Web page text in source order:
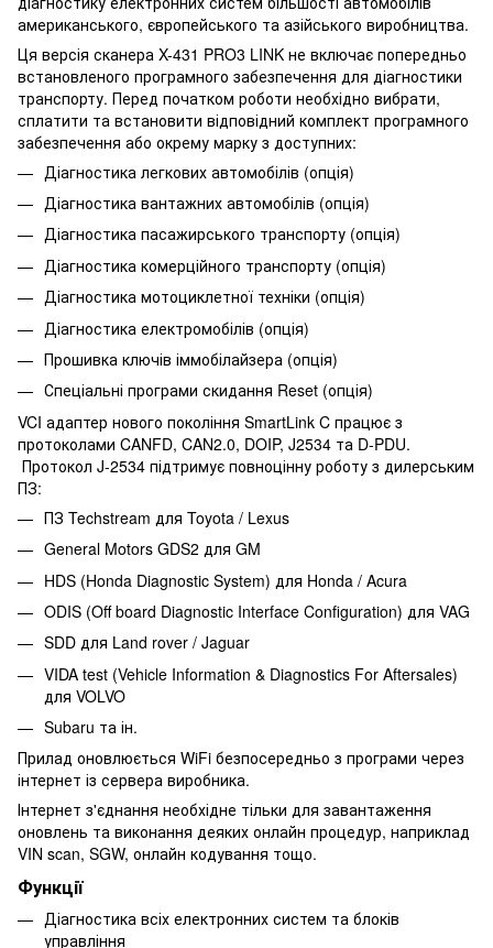
американського, європейського та азійського виробництва.
Ця версія сканера X-431 PRO3 LINK не включає попередньо
встановленого програмного забезпечення для діагностики
транспорту. Перед початком роботи необхідно вибрати,
сплатити та встановити відповідний комплект програмного
забезпечення або окрему марку з доступних:
Діагностика легкових автомобілів (опція)
Діагностика вантажних автомобілів (опція)
Діагностика пасажирського транспорту (опція)
Діагностика комерційного транспорту (опція)
Діагностика мотоциклетної техніки (опція)
Діагностика електромобілів (опція)
Прошивка ключів іммобілайзера (опція)
Спеціальні програми скидання Reset (опція)
VCI адаптер нового покоління SmartLink C працює з
протоколами CANFD, CAN2.0, DOIP, J2534 та D-PDU.
Протокол J-2534 підтримує повноцінну роботу з дилерським
ПЗ:
ПЗ Techstream для Toyota / Lexus
General Motors GDS2 для GM
HDS (Honda Diagnostic System) для Honda / Acura
ODIS (Off board Diagnostic Interface Configuration) для VAG
SDD для Land rover / Jaguar
VIDA test (Vehicle Information & Diagnostics For Aftersales)
для VOLVO
Subaru та ін.
Прилад оновлюється WiFi безпосередньо з програми через
інтернет із сервера виробника.
Інтернет з'єднання необхідне тільки для завантаження
оновлень та виконання деяких онлайн процедур, наприклад
VIN scan, SGW, онлайн кодування тощо.
Функції
Діагностика всіх електронних систем та блоків
управління